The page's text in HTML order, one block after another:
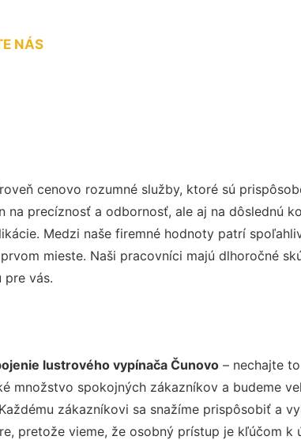
NÁS
cenovo rozumné služby, ktoré sú
precíznosť a odbornosť, ale aj na dôslednú
Medzi naše firemné hodnoty patrí
mieste. Naši pracovníci majú dlhoročné
pre vás.
lustrového vypínača Čunovo– nechajte to
množstvo spokojných zákazníkov a budeme
zákazníkovi sa snažíme prispôsobiť a
pretože vieme, že osobný prístup je kľúčom k